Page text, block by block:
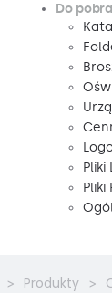
Do
Pliki
Pliki
Produkty